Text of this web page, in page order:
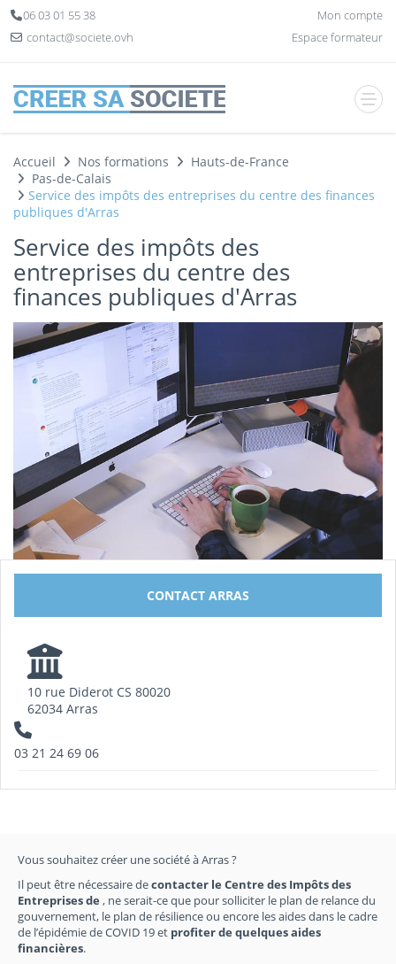
06 03 01 55 38
contact@societe.ovh
Mon compte
Espace formateur
Accueil Nos formations
Hauts-de-France
Pas-de-Calais
Service des impôts des entreprises du centre des finances
publiques d'Arras
Service des impôts des
entreprises du centre des
finances publiques d'Arras
CONTACT ARRAS
10 rue Diderot CS 80020
62034 Arras
03 21 24 69 06
Vous souhaitez créer une société à Arras ?
Il peut être nécessaire decontacter le Centre des Impôts des
Entreprises de , ne serait-ce que pour solliciter le plan de relance du
gouvernement, le plan de résilience ou encore les aides dans le cadre
de l’épidémie de COVID 19 et profiter de quelques aides
financières.
Panneau de gestion des cookies